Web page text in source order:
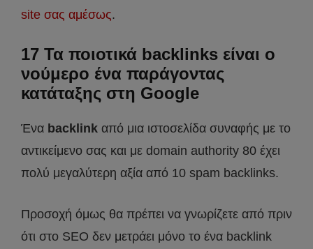
site σας αμέσως.
17 Τα ποιοτικά backlinks είναι ο
νούμερο ένα παράγοντας
κατάταξης στη Google
Ένα backlink από μια ιστοσελίδα συναφής με το
αντικείμενο σας και με domain authority 80 έχει
πολύ μεγαλύτερη αξία από 10 spam backlinks.
Προσοχή όμως θα πρέπει να γνωρίζετε από πριν
ότι στο SEO δεν μετράει μόνο το ένα backlink